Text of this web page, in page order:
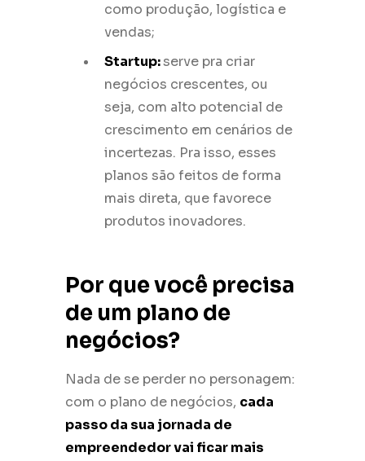
como produção, logística e
vendas;
Startup:serve pra criar
negócios crescentes, ou
seja, com alto potencial de
crescimento em cenários de
incertezas. Pra isso, esses
planos são feitos de forma
mais direta, que favorece
produtos inovadores.
Por que você precisa
de um plano de
negócios?
Nada de se perder no personagem:
com o plano de negócios, cada
passo da sua jornada de
empreendedor vai ficar mais